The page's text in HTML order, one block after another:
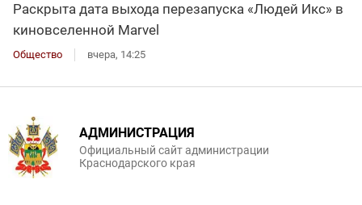
Раскрыта дата выхода перезапуска «Людей Икс» в
киновселенной Marvel
Общество вчера, 14:25
АДМИНИСТРАЦИЯ
Официальный сайт администрации
Краснодарского края